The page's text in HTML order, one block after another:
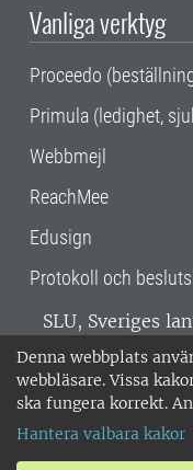
Denna webbplats
webbläsare. Vissa
ska fungera korrekt.
Hantera valbara kakor
Vanliga verktyg
Proceedo
Primula (ledighet,
Webbmejl
ReachMee
Edusign
Protokoll och
SLU, Sveriges
verksamhet
Alnarp, Uppsala
miljöcertifierat
018-67 10 00 •